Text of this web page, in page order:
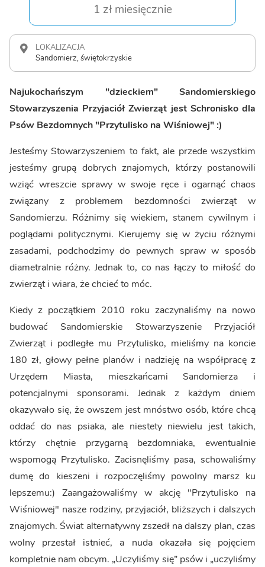
1 zł miesięcznie
LOKALIZACJA
Sandomierz, świętokrzyskie
Najukochańszym "dzieckiem" Sandomierskiego
Stowarzyszenia Przyjaciół Zwierząt jest Schronisko dla
Psów Bezdomnych "Przytulisko na Wiśniowej" :)
Jesteśmy Stowarzyszeniem to fakt, ale przede wszystkim
jesteśmy grupą dobrych znajomych, którzy postanowili
wziąć wreszcie sprawy w swoje ręce i ogarnąć chaos
związany z problemem bezdomności zwierząt w
Sandomierzu. Różnimy się wiekiem, stanem cywilnym i
poglądami politycznymi. Kierujemy się w życiu różnymi
zasadami, podchodzimy do pewnych spraw w sposób
diametralnie różny. Jednak to, co nas łączy to miłość do
zwierząt i wiara, że chcieć to móc.
Kiedy z początkiem 2010 roku zaczynaliśmy na nowo
budować Sandomierskie Stowarzyszenie Przyjaciół
Zwierząt i podległe mu Przytulisko, mieliśmy na koncie
180 zł, głowy pełne planów i nadzieję na współpracę z
Urzędem Miasta, mieszkańcami Sandomierza i
potencjalnymi sponsorami. Jednak z każdym dniem
okazywało się, że owszem jest mnóstwo osób, które chcą
oddać do nas psiaka, ale niestety niewielu jest takich,
którzy chętnie przygarną bezdomniaka, ewentualnie
wspomogą Przytulisko. Zacisnęliśmy pasa, schowaliśmy
dumę do kieszeni i rozpoczęliśmy powolny marsz ku
lepszemu:) Zaangażowaliśmy w akcję "Przytulisko na
Wiśniowej" nasze rodziny, przyjaciół, bliższych i dalszych
znajomych. Świat alternatywny zszedł na dalszy plan, czas
wolny przestał istnieć, a nuda okazała się pojęciem
kompletnie nam obcym. „Uczyliśmy się” psów i „uczyliśmy